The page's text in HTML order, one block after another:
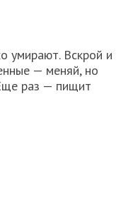
умирают. Вскрой и
— меняй, но
раз — пищит